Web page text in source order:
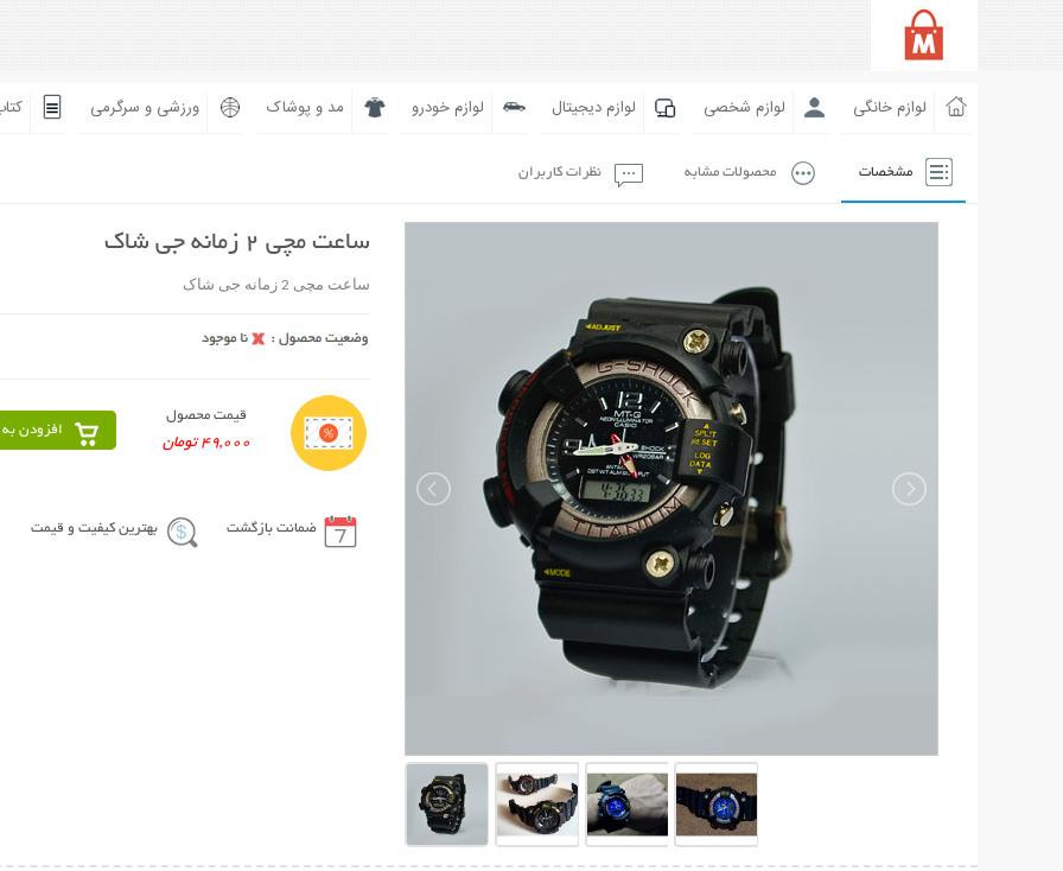
لوازم خانگی لوازم شخصی لوازم دیجیتال لوازم خودرو مد و پوشاک ورزشی و سرگرمی
مشخصات محصولات مشابه نظرات کاربران
ساعت مچی 2 زمانه جی شاک
ساعت مچی 2 زمانه جی شاک
قیمت محصول
49,000 تومان
افزودن
ضمانت بازگشت بهترین کیفیت و قیمت